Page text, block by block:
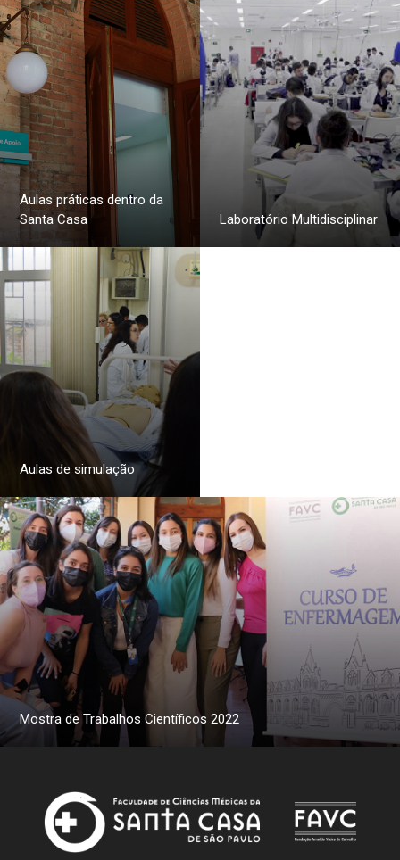
Aulas práticas dentro da
Santa Casa
Laboratório Multidisciplinar
Aulas de simulação
Mostra de Trabalhos Científicos 2022